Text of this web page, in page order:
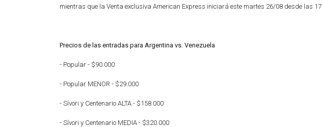
mientras que la Venta exclusiva American Express iniciará este martes 26/08 desde las 17.
Precios de las entradas para Argentina vs. Venezuela
- Popular - $90.000
- Popular MENOR - $29.000
- Sívori y Centenario ALTA - $158.000
- Sívori y Centenario MEDIA - $320.000